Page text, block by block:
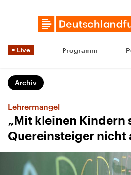
Live Programm
Archiv
Lehrermangel
„Mit kleinen Kindern
Quereinsteiger nicht